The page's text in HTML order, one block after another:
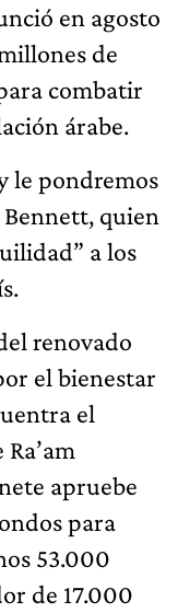
en agosto
de
combatir
árabe.
le pondremos
quien
a los
renovado
el bienestar
el
apruebe
para
53.000
de 17.000